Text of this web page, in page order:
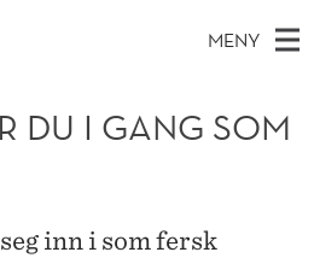
MENY
DU I GANG SOM
inn i som fersk